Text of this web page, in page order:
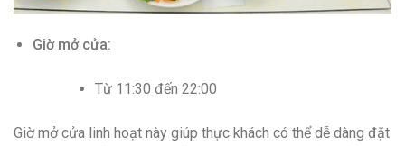
Giờ mở cửa:
Từ 11:30 đến 22:00
Giờ mở cửa linh hoạt này giúp thực khách có thể dễ dàng đặt